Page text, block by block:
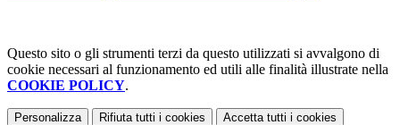
Questo sito o gli strumenti terzi da questo utilizzati si avvalgono di
cookie necessari al funzionamento ed utili alle finalità illustrate nella
COOKIE POLICY.
Personalizza Rifiuta tutti i cookies Accetta tutti i cookies